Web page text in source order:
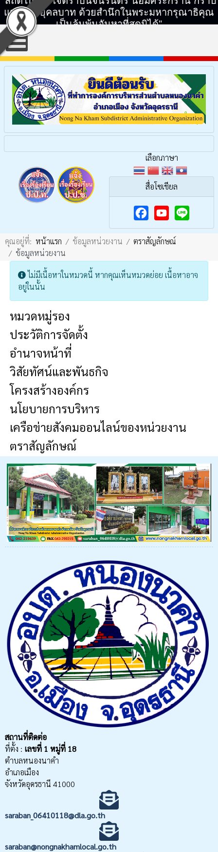
แทบพระยุคลบาท ด้วยสำนึกในพระมหากรุณาธิคุณ
เป็นล้นพ้นอันหาที่สุดมิได้"
เลือกภาษา
สื่อโซเชียล
F
a
e
o
Y
o
T
b
คุณอยู่ที่: หน้าแรก ข้อมูลหน่วยงาน
ตราสัญลักษณ์
ข้อมูลหน่วยงาน
Info
ไม่มีเนื้อหาในหมวดนี้ หากคุณเห็นหมวดย่อย เนื้อหาอาจ
อยู่ในนั้น
หมวดหมู่รอง
ประวัติการจัดตั้ง
อำนาจหน้าที่
วิสัยทัศน์และพันธกิจ
โครงสร้างองค์กร
นโยบายการบริหาร
เครือข่ายสังคมออนไลน์ของหน่วยงาน
ตราสัญลักษณ์
สถานที่ติดต่อ
ที่ตั้ง : เลขที่ 1 หมู่ที่ 18
ตำบลหนองนาคำ
อำเภอเมือง
จังหวัดอุดรธานี 41000
saraban_06410118@dla.go.th
saraban@nongnakhamlocal.go.th